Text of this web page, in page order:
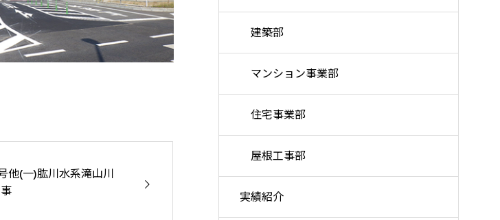
他(一)肱川水系滝山川
建築部
マンション事業部
住宅事業部
屋根工事部
実績紹介